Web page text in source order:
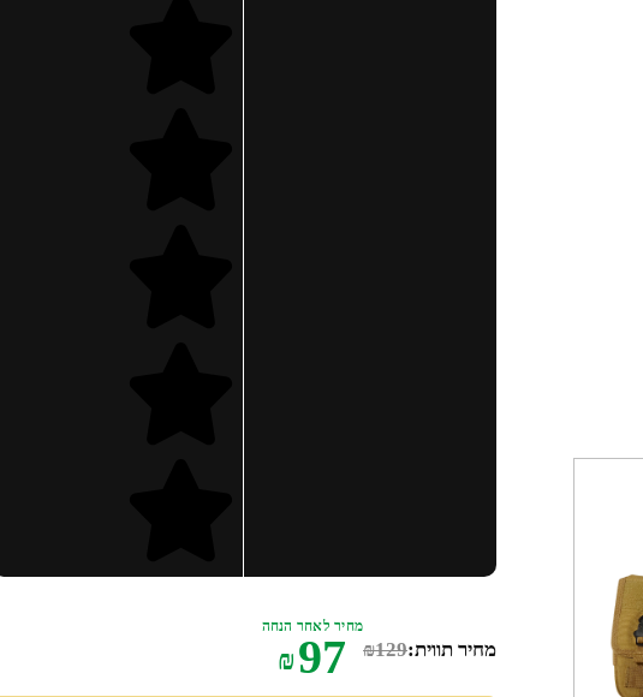
מחיר תווית: ₪129
מחיר לאחר הנחה
₪97